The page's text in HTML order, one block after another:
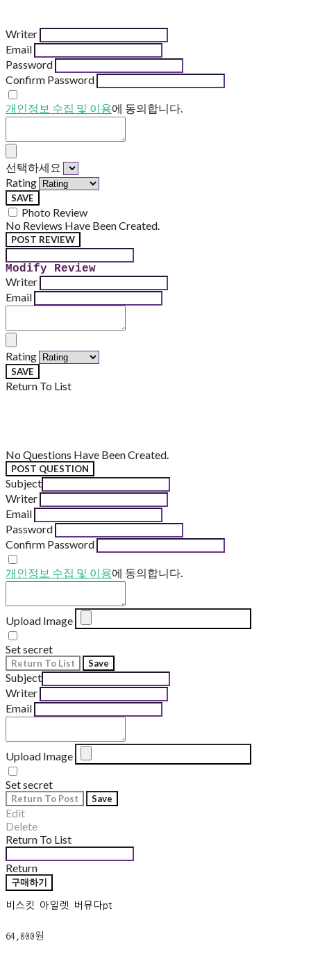
Writer
Email
Password
Confirm Password
개인정보 수집 및 이용에 동의합니다.
선택하세요
Rating
SAVE
Photo Review
No Reviews Have Been Created.
POST REVIEW
Modify Review
Writer
Email
Rating
SAVE
Return To List
No Questions Have Been Created.
POST QUESTION
Subject
Writer
Email
Password
Confirm Password
개인정보 수집 및 이용에 동의합니다.
Upload Image
Set secret
Return To List Save
Subject
Writer
Email
Upload Image
Set secret
Return To Post Save
Edit
Delete
Return To List
Return
구매하기
비스킷 아일렛 버뮤다pt
64,000원